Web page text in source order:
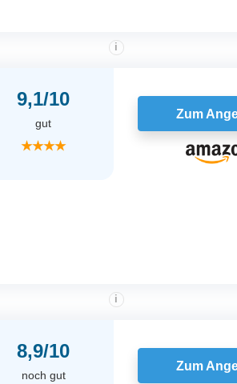
9,1/10
i
gut
★★★★
Zum
8,9/10
i
noch gut
Zum